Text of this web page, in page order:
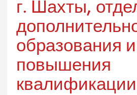
г. Шахты,
образования и
повышения
квалификации